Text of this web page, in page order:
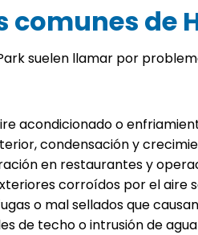
de
suelen llamar por
acondicionado o
condensación y
en restaurantes y
corroídos por el aire
o mal sellados que
de techo o intrusión de